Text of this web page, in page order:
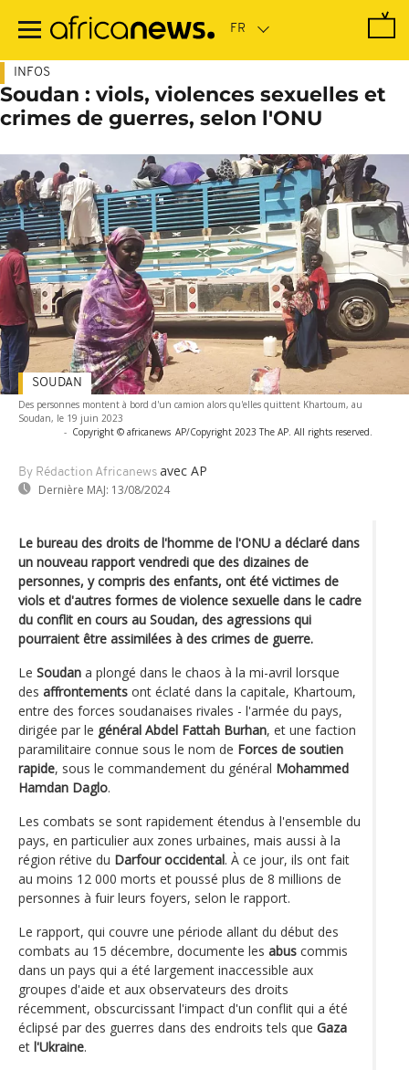
contenu
INFOS
Soudan : viols, violences sexuelles et
crimes de guerres, selon l'ONU
Des personnes montent à bord d'un camion alors qu'elles quittent Khartoum, au
Soudan, le 19 juin 2023
- Copyright © africanews AP/Copyright 2023 The AP. All rights reserved.
By Rédaction Africanews avec AP
Dernière MAJ: 13/08/2024
SOUDAN
Le bureau des droits de l'homme de l'ONU a déclaré dans
un nouveau rapport vendredi que des dizaines de
personnes, y compris des enfants, ont été victimes de
viols et d'autres formes de violence sexuelle dans le cadre
du conflit en cours au Soudan, des agressions qui
pourraient être assimilées à des crimes de guerre.
Le Soudan a plongé dans le chaos à la mi-avril lorsque
des affrontements ont éclaté dans la capitale, Khartoum,
entre des forces soudanaises rivales - l'armée du pays,
dirigée par le général Abdel Fattah Burhan, et une faction
paramilitaire connue sous le nom de Forces de soutien
rapide, sous le commandement du général Mohammed
Hamdan Daglo.
Les combats se sont rapidement étendus à l'ensemble du
pays, en particulier aux zones urbaines, mais aussi à la
région rétive du Darfour occidental. À ce jour, ils ont fait
au moins 12 000 morts et poussé plus de 8 millions de
personnes à fuir leurs foyers, selon le rapport.
Le rapport, qui couvre une période allant du début des
combats au 15 décembre, documente les abus commis
dans un pays qui a été largement inaccessible aux
groupes d'aide et aux observateurs des droits
récemment, obscurcissant l'impact d'un conflit qui a été
éclipsé par des guerres dans des endroits tels que Gaza
et l'Ukraine.